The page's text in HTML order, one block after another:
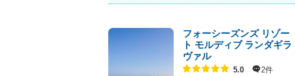
フォーシーズンズ リゾー
ト モルディブ ランダギラ
ヴァル
点数
5.0 2件